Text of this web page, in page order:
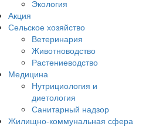
Экология
Акция
Сельское хозяйство
Ветеринария
Животноводство
Растениеводство
Медицина
Нутрициология и
диетология
Санитарный надзор
Жилищно-коммунальная сфера